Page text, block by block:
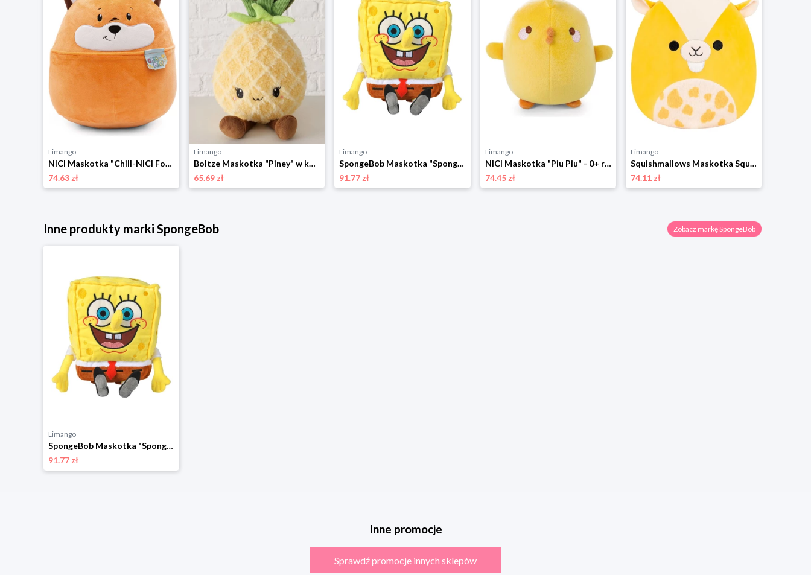
Limango
NICI Maskotka "Chill-NICI Fox" - 0+ rozmiar: onesize
74.63 zł
Limango
Boltze Maskotka "Piney" w kolorze żółtym - 0+ rozmiar: onesize
65.69 zł
Limango
SpongeBob Maskotka "SpongeBob" - 0+ rozmiar: onesize
91.77 zł
Limango
NICI Maskotka "Piu Piu" - 0+ rozmiar: onesize
74.45 zł
Limango
Squishmallows Maskotka Squishmallows "Miel" - 3+ rozmiar: onesize
74.11 zł
Inne produkty marki SpongeBob Zobacz markę SpongeBob
Limango
SpongeBob Maskotka "SpongeBob" - 0+ rozmiar: onesize
91.77 zł
Inne promocje
Sprawdź promocje innych sklepów